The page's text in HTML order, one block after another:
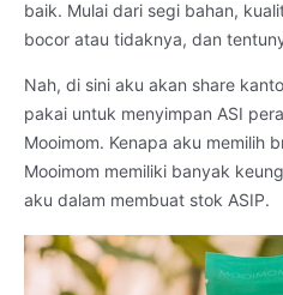
baik. Mulai dari segi bahan,
bocor atau tidaknya, dan
Nah, di sini aku akan share
pakai untuk menyimpan ASI
Mooimom. Kenapa aku memilih
Mooimom memiliki banyak
aku dalam membuat stok ASIP.